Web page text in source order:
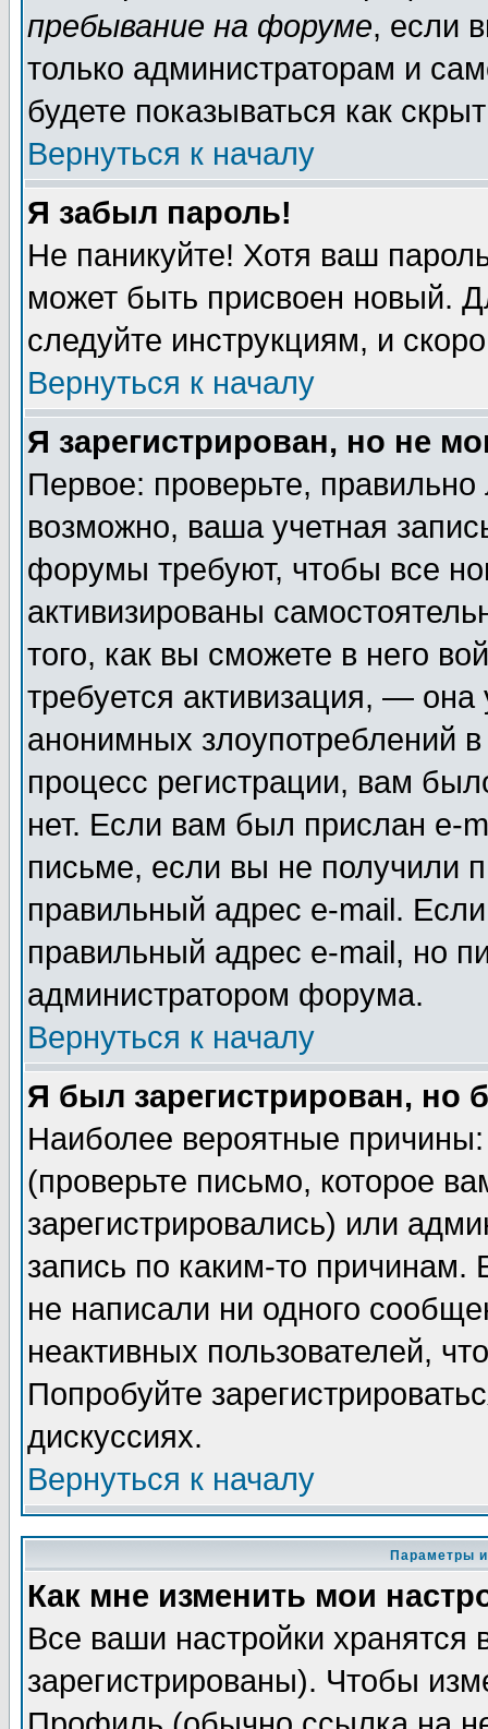
пребывание на форуме, если
только администраторам и
будете показываться как
Вернуться к началу
Я забыл пароль!
Не паникуйте! Хотя ваш
может быть присвоен новый.
следуйте инструкциям, и
Вернуться к началу
Я зарегистрирован, но не
Первое: проверьте,
возможно, ваша учетная
форумы требуют, чтобы все
активизированы
того, как вы сможете в него
требуется активизация, —
анонимных злоупотреблений
процесс регистрации, вам
нет. Если вам был прислан e-
письме, если вы не получили
правильный адрес e-mail.
правильный адрес e-mail, но
администратором форума.
Вернуться к началу
Я был зарегистрирован, но
Наиболее вероятные
(проверьте письмо, которое
зарегистрировались) или
запись по каким-то
не написали ни одного
неактивных пользователей,
Попробуйте
дискуссиях.
Вернуться к началу
Параметры
Как мне изменить мои
Все ваши настройки
зарегистрированы). Чтобы